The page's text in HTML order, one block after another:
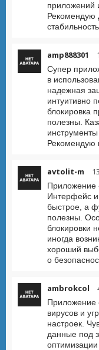
приложений
Рекомендую
amp888301
Супер
в
надежная
интуитивно
блокировка
полезны.
Рекомендую
avtolit-m
Приложение
Интерфейс
быстрое, а
полезны.
блокировки
иногда
хороший
о
ambrokcol
Приложение
вирусов и
настроек.
данные под